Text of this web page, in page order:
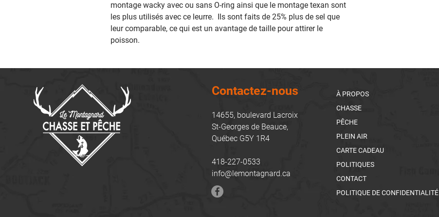
montage wacky avec ou sans O-ring ainsi que le montage texan sont
les plus utilisés avec ce leurre. Ils sont faits de 25% plus de sel que
leur comparable, ce qui est un avantage de taille pour attirer le
poisson.
Contactez-nous
14655, boulevard Lacroix
St-Georges de Beauce,
Québec G5Y 1R4
418-227-0533
info@lemontagnard.ca
À PROPOS
CHASSE
PÊCHE
PLEIN AIR
CARTE CADEAU
POLITIQUES
CONTACT
POLITIQUE DE CONFIDENTIALITÉ